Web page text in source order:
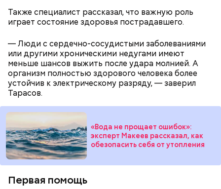
Также специалист рассказал, что важную роль
играет состояние здоровья пострадавшего.
— Люди с сердечно-сосудистыми заболеваниями
или другими хроническими недугами имеют
меньше шансов выжить после удара молнией. А
организм полностью здорового человека более
устойчив к электрическому разряду, — заверил
Тарасов.
«Вода не прощает ошибок»:
эксперт Макеев рассказал, как
обезопасить себя от утопления
Первая помощь
Если после вскрытия переложить тушенку в
другую посуду, она не будет портиться сутки или
двое, добавила Русакова. В противном случае при
вскрытии происходят процессы окисления, и
металлическая упаковка начинает оказывать
негативное влияние на мясо, заключила специалист.
— Для сервировки салата необходимо выложить
все ингредиенты в чашу, поджарить слайсы сыра
на сковороде и выложить их на салат, — дополнил
Белькович.